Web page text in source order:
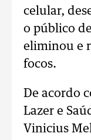
celular,
o público
eliminou e
focos.
De acordo
Lazer e
Vinicius